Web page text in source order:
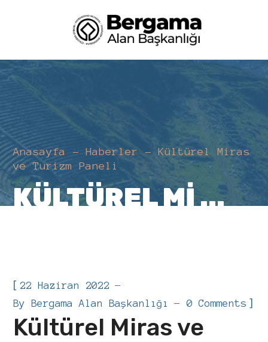
Anasayfa Haberler
Kültürel Miras
ve Turizm Paneli
KÜLTÜREL MI ...
[22 Haziran 2022
ByBergama Alan Başkanlığı 0 Comments ]
Kültürel Miras ve